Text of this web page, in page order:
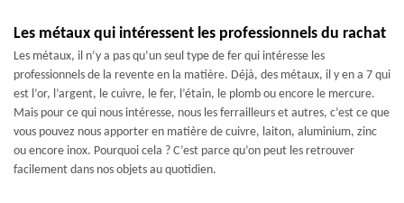
Les métaux qui intéressent les professionnels du rachat
Les métaux, il n’y a pas qu’un seul type de fer qui intéresse les
professionnels de la revente en la matière. Déjà, des métaux, il y en a 7 qui
est l’or, l’argent, le cuivre, le fer, l’étain, le plomb ou encore le mercure.
Mais pour ce qui nous intéresse, nous les ferrailleurs et autres, c’est ce que
vous pouvez nous apporter en matière de cuivre, laiton, aluminium, zinc
ou encore inox. Pourquoi cela ? C’est parce qu’on peut les retrouver
facilement dans nos objets au quotidien.